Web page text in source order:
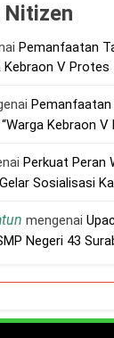
Pemanfaatan
Kebraon V Protes
Pemanfaatan
Kebraon V
Perkuat Peran
Sosialisasi
mengenai
Negeri 43